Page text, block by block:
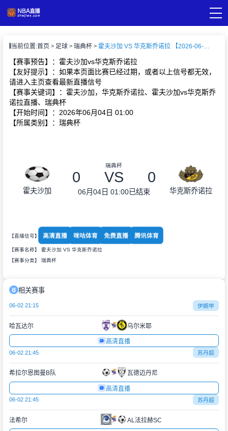
播
闻
当前位置:首页 足球 瑞典杯 霍夫沙加 VS 华克斯乔诺拉 【2026-06-04 01:00:00】
【赛事预告】：霍夫沙加vs华克斯乔诺拉
【友好提示】：如果本页面比赛已经过期，或者以上信号都无效，
请进入主页查看最新直播信号
【赛事关键词】：霍夫沙加，华克斯乔诺拉、霍夫沙加vs华克斯乔
诺拉直播、瑞典杯
【开始时间】：2026年06月04日 01:00
【所属类别】：瑞典杯
霍夫沙加
瑞典杯
0 VS 0
06月04日 01:00已结束 华克斯乔诺拉
【直播信号】 高清直播 咪咕体育 免费直播 腾讯体育
【赛事名称】 霍夫沙加 VS 华克斯乔诺拉
【赛事分类】 瑞典杯
相关赛事
06-02 21:15 伊朗甲
哈瓦达尔 乌尔米耶
高清直播
06-02 21:45 苏丹超
希拉尔恩图曼B队 瓦德迈丹尼
高清直播
06-02 21:45 苏丹超
法希尔 AL法拉赫SC